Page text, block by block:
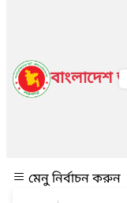
বাংলাদেশ
মেনু নির্বাচন করুন